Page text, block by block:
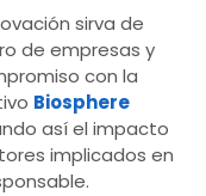
sirva de
de empresas y
con la
Biosphere
así el impacto
implicados en